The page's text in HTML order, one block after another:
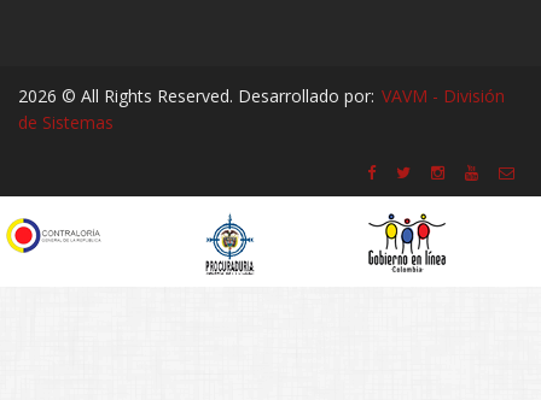
2026 © All Rights Reserved. Desarrollado por: VAVM - División
de Sistemas